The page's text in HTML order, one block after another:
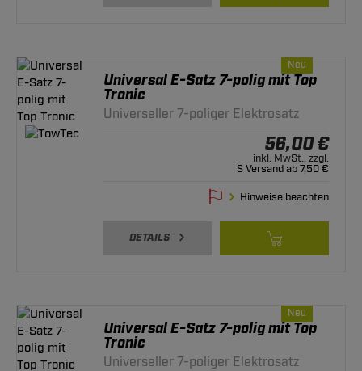
Neu
Universal E-Satz 7-polig mit Top
Tronic
Universeller 7-poliger Elektrosatz
56,00 €
inkl. MwSt., zzgl.
S Versand ab 7,50 €
Hinweise beachten
DETAILS
Neu
Universal E-Satz 7-polig mit Top
Tronic
Universeller 7-poliger Elektrosatz